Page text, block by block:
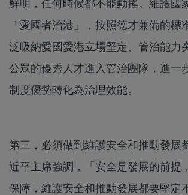
鮮明，任何時候都不能動搖。維護國
「愛國者治港」，按照德才兼備的標
泛吸納愛國愛港立場堅定、管治能力
公眾的優秀人才進入管治團隊，進一
制度優勢轉化為治理效能。
第三，必須做到維護安全和推動發展
近平主席強調，「安全是發展的前提
保障，維護安全和推動發展都要堅定